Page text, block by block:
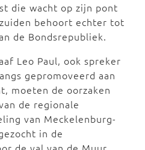
die wacht op zijn pont
behoort echter tot
de Bondsrepubliek.
Leo Paul, ook spreker
gepromoveerd aan
moeten de oorzaken
de regionale
van Meckelenburg-
in de